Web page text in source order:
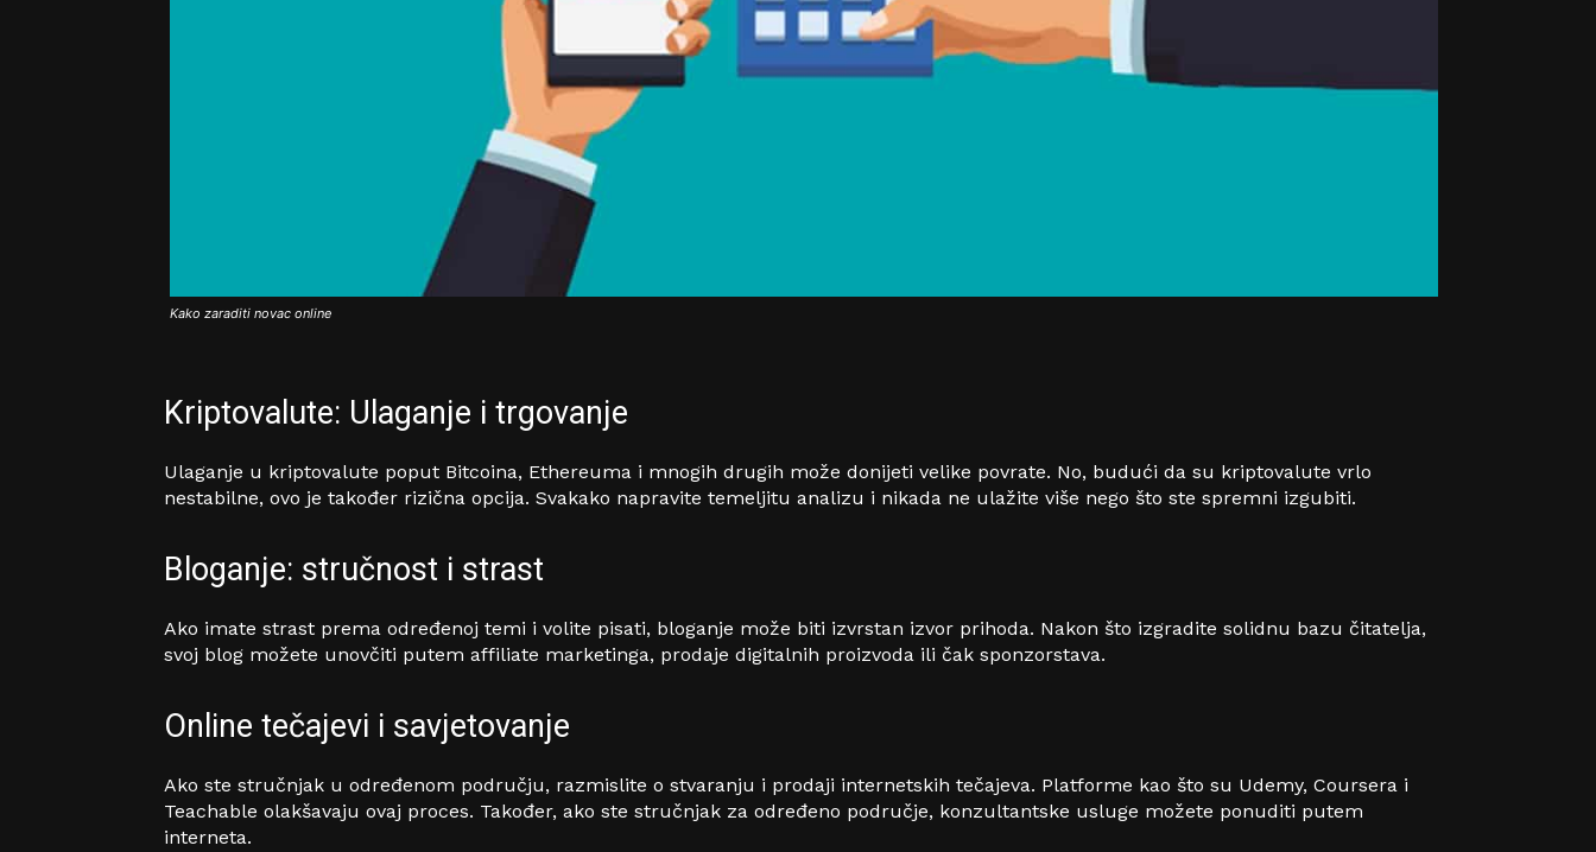
Kako zaraditi novac online
Kriptovalute: Ulaganje i trgovanje
Ulaganje u kriptovalute poput Bitcoina, Ethereuma i mnogih drugih može donijeti velike povrate. No, budući da su kriptovalute vrlo
nestabilne, ovo je također rizična opcija. Svakako napravite temeljitu analizu i nikada ne ulažite više nego što ste spremni izgubiti.
Bloganje: stručnost i strast
Ako imate strast prema određenoj temi i volite pisati, bloganje može biti izvrstan izvor prihoda. Nakon što izgradite solidnu bazu čitatelja,
svoj blog možete unovčiti putem affiliate marketinga, prodaje digitalnih proizvoda ili čak sponzorstava.
Online tečajevi i savjetovanje
Ako ste stručnjak u određenom području, razmislite o stvaranju i prodaji internetskih tečajeva. Platforme kao što su Udemy, Coursera i
Teachable olakšavaju ovaj proces. Također, ako ste stručnjak za određeno područje, konzultantske usluge možete ponuditi putem
interneta.